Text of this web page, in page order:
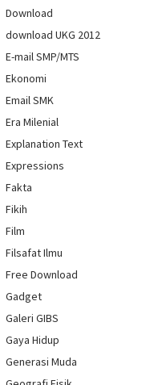
Download
download UKG 2012
E-mail SMP/MTS
Ekonomi
Email SMK
Era Milenial
Explanation Text
Expressions
Fakta
Fikih
Film
Filsafat Ilmu
Free Download
Gadget
Galeri GIBS
Gaya Hidup
Generasi Muda